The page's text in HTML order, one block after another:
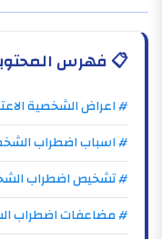
📋فهرس
# اعراض الشخصية
# اسباب اضطراب
# تشخيص اضطراب
# مضاعفات اضطراب